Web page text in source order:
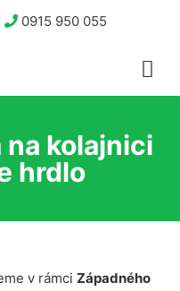
0915 950 055
na kolajnici
hrdlo
v rámci Západného